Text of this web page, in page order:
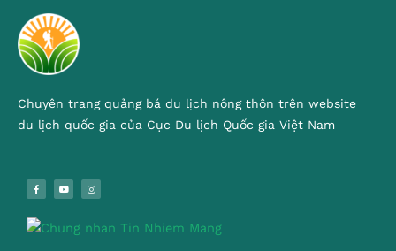
Chuyên trang quảng bá du lịch nông thôn trên website
du lịch quốc gia của Cục Du lịch Quốc gia Việt Nam